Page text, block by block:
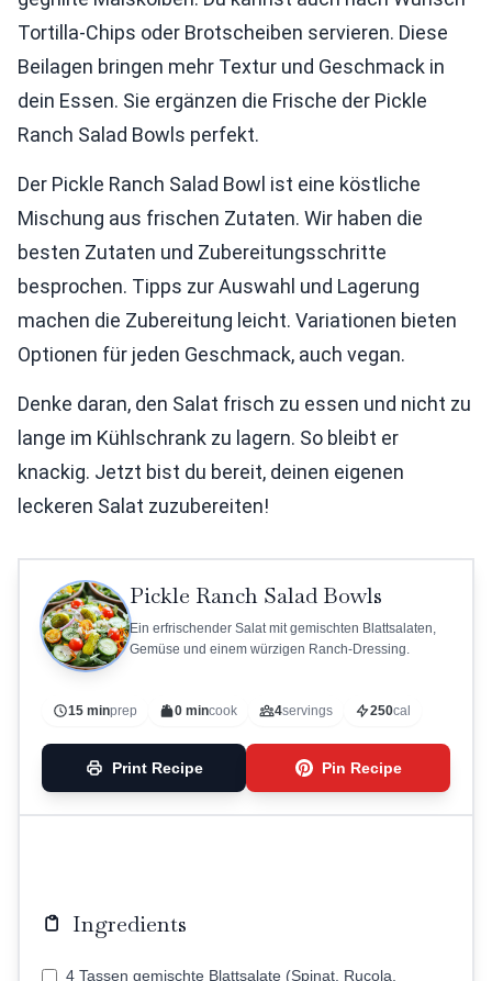
Tortilla-Chips oder Brotscheiben servieren. Diese
Beilagen bringen mehr Textur und Geschmack in
dein Essen. Sie ergänzen die Frische der Pickle
Ranch Salad Bowls perfekt.
Der Pickle Ranch Salad Bowl ist eine köstliche
Mischung aus frischen Zutaten. Wir haben die
besten Zutaten und Zubereitungsschritte
besprochen. Tipps zur Auswahl und Lagerung
machen die Zubereitung leicht. Variationen bieten
Optionen für jeden Geschmack, auch vegan.
Denke daran, den Salat frisch zu essen und nicht zu
lange im Kühlschrank zu lagern. So bleibt er
knackig. Jetzt bist du bereit, deinen eigenen
leckeren Salat zuzubereiten!
Pickle Ranch Salad Bowls
Ein erfrischender Salat mit gemischten Blattsalaten,
Gemüse und einem würzigen Ranch-Dressing.
15 minprep 0 mincook 4servings 250cal
Print Recipe Pin Recipe
Ingredients
4 Tassen gemischte Blattsalate (Spinat, Rucola,